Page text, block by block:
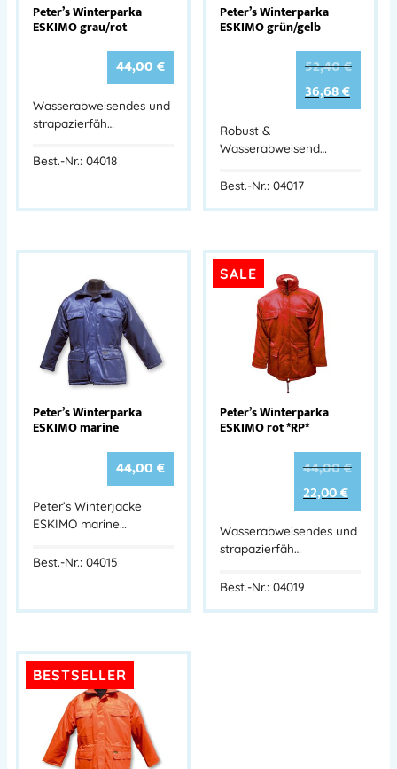
Peter’s Winterparka
ESKIMO grau/rot
44,00€
Wasserabweisendes und
strapazierfäh…
Best.-Nr.: 04018
Peter’s Winterparka
ESKIMO grün/gelb
52,40€
36,68€
Robust &
Wasserabweisend…
Best.-Nr.: 04017
Peter’s Winterparka
ESKIMO marine
44,00€
Peter’s Winterjacke
ESKIMO marine…
Best.-Nr.: 04015
SALE
Peter’s Winterparka
ESKIMO rot *RP*
44,00€
22,00€
Wasserabweisendes und
strapazierfäh…
Best.-Nr.: 04019
BESTSELLER